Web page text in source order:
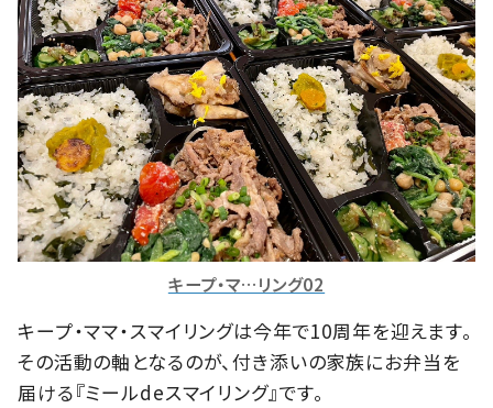
キープ・マ…リング02
キープ・ママ・スマイリングは今年で10周年を迎えます。
その活動の軸となるのが、付き添いの家族にお弁当を
届ける『ミールdeスマイリング』です。